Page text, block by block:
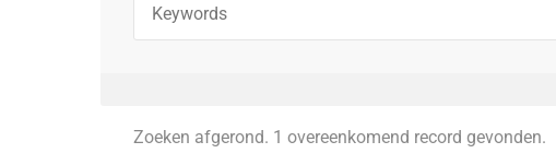
Zoeken afgerond. 1 overeenkomend record gevonden.